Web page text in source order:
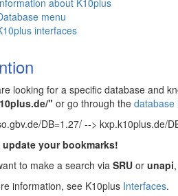
about K10plus
menu
interfaces
looking for a specific database and
" or go through the database
DB=1.27/ --> kxp.k10plus.de/
update your bookmarks!
to make a search via SRU or unapi
information, see K10plus Interfaces.